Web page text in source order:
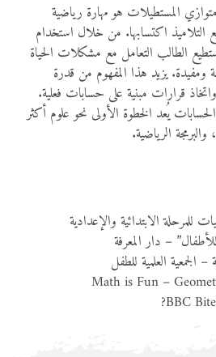
المستطيلات هو مهارة رياضية
التلاميذ اكتسابها. من خلال استخدام
الطالب التعامل مع مشكلات الحياة
ومفيدة. يزيد هذا المفهوم من قدرة
قرارات مبنية على حسابات فعلية.
يُعد الخطوة الأولى نحو علوم أكثر
الرياضية.
للمرحلة الابتدائية والإعدادية
– دار المعرفة
العلمية للطفل
Math is Fun –
BBC